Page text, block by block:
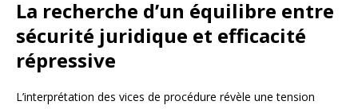
La recherche d’un équilibre entre
sécurité juridique et efficacité
répressive
L’interprétation des vices de procédure révèle une tension